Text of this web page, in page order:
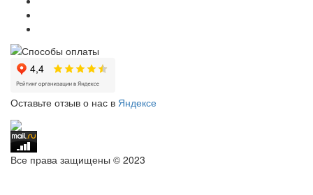
Оставьте отзыв о нас в Яндексе
Все права защищены © 2023